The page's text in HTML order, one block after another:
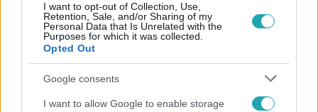
I want to opt-out of Collection, Use,
Retention, Sale, and/or Sharing of my
Personal Data that Is Unrelated with the
Purposes for which it was collected.
Opted Out
Google consents
I want to allow Google to enable storage